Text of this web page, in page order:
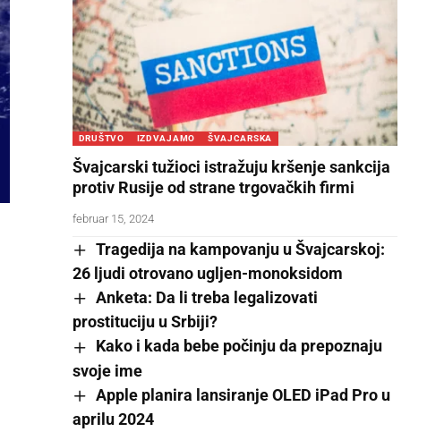
DRUŠTVO IZDVAJAMO ŠVAJCARSKA
Švajcarski tužioci istražuju kršenje sankcija
protiv Rusije od strane trgovačkih firmi
februar 15, 2024
Tragedija na kampovanju u Švajcarskoj:
26 ljudi otrovano ugljen-monoksidom
Anketa: Da li treba legalizovati
prostituciju u Srbiji?
Kako i kada bebe počinju da prepoznaju
svoje ime
Apple planira lansiranje OLED iPad Pro u
aprilu 2024